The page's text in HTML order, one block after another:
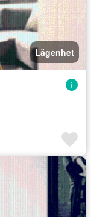
Lägenhet